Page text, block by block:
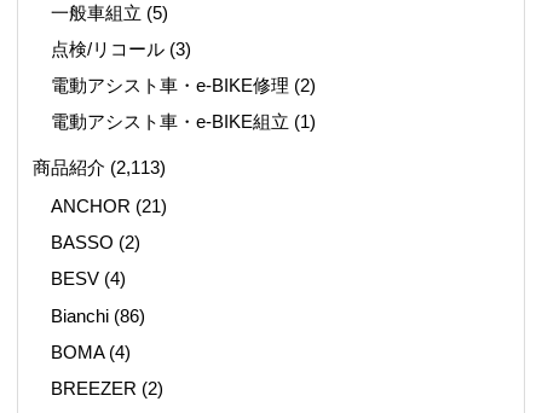
一般車組立 (5)
点検/リコール (3)
電動アシスト車・e-BIKE修理 (2)
電動アシスト車・e-BIKE組立 (1)
商品紹介 (2,113)
ANCHOR (21)
BASSO (2)
BESV (4)
Bianchi (86)
BOMA(4)
BREEZER (2)